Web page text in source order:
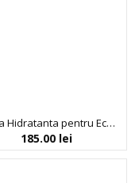
Esenta Hidratanta pentru Echilibrarea Microbiomului, Indeed, 90 ml
185.00 lei